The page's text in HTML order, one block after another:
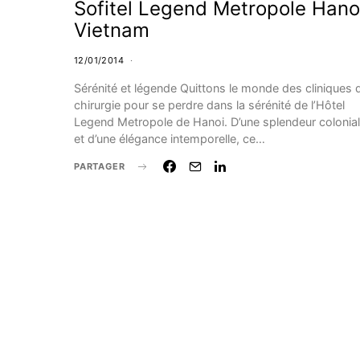
Sofitel Legend Metropole
Vietnam
12/01/2014
Sérénité et légende Quittons le monde des cliniques
chirurgie pour se perdre dans la sérénité de l’Hôtel
Legend Metropole de Hanoi. D’une splendeur
et d’une élégance intemporelle, ce…
PARTAGER